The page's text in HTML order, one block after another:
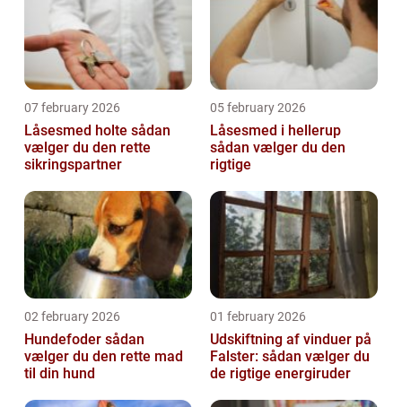
07 february 2026
Låsesmed holte sådan
vælger du den rette
sikringspartner
05 february 2026
Låsesmed i hellerup
sådan vælger du den
rigtige
02 february 2026
Hundefoder sådan
vælger du den rette mad
til din hund
01 february 2026
Udskiftning af vinduer på
Falster: sådan vælger du
de rigtige energiruder